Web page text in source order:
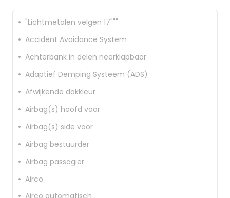
"Lichtmetalen velgen 17"""
Accident Avoidance System
Achterbank in delen neerklapbaar
Adaptief Demping Systeem (ADS)
Afwijkende dakkleur
Airbag(s) hoofd voor
Airbag(s) side voor
Airbag bestuurder
Airbag passagier
Airco